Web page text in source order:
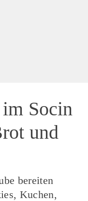
Socin
und
bereiten
Kuchen,